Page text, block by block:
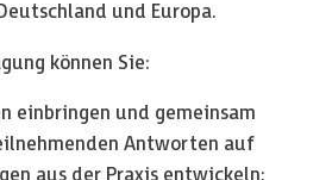
und Europa.
können Sie:
einbringen und gemeinsam
Antworten auf